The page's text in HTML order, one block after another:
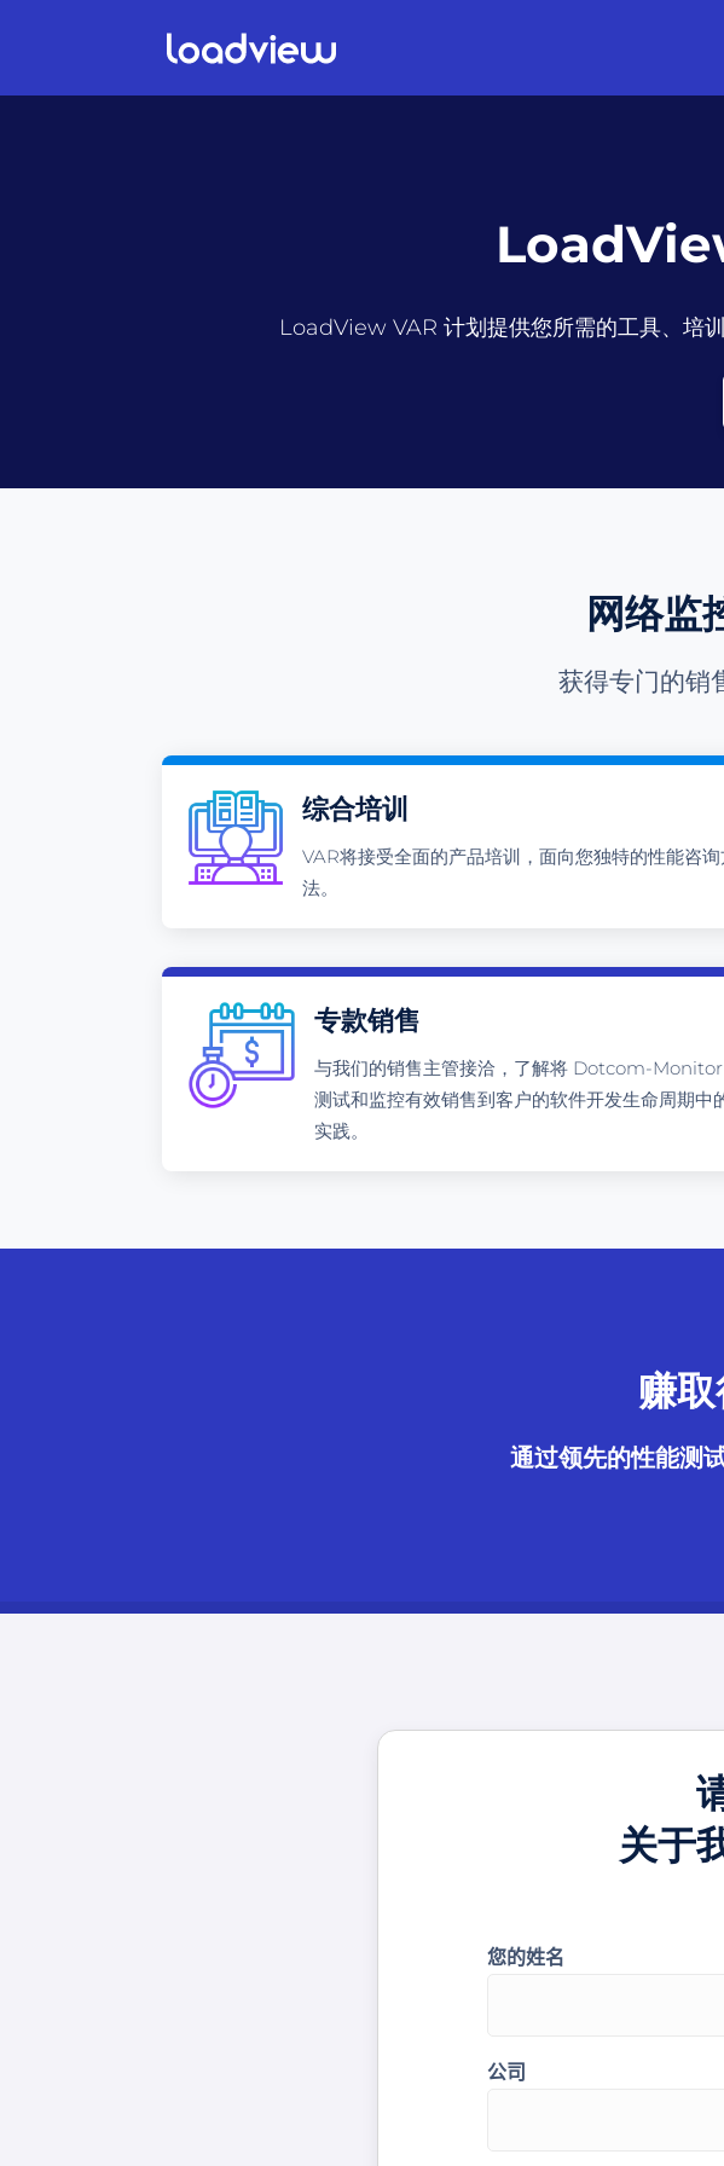
LoadView VAR 计划提供您所需的工具、培
网络监
获得专门的销
综合培训
VAR将接受全面的产品培训，面向您独特的性能咨询
法。
专款销售
与我们的销售主管接洽，了解将 Dotcom-
测试和监控有效销售到客户的软件开发生命周期中
实践。
赚
通过领先的性能测
关于
您的姓名
公司